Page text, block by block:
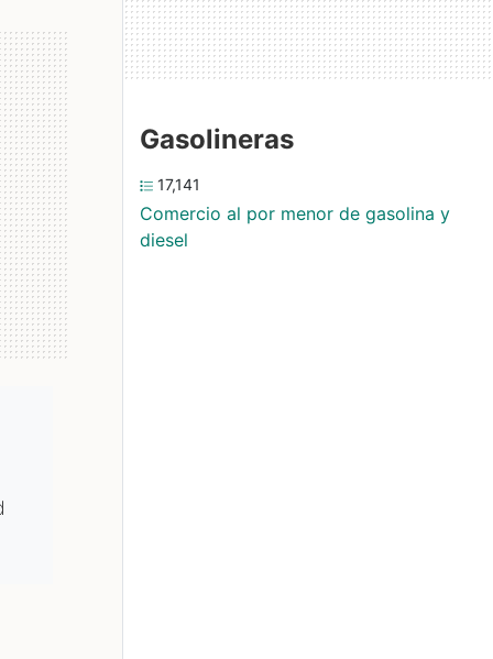
Gasolineras
17,141
Comercio al por menor de gasolina y
diesel